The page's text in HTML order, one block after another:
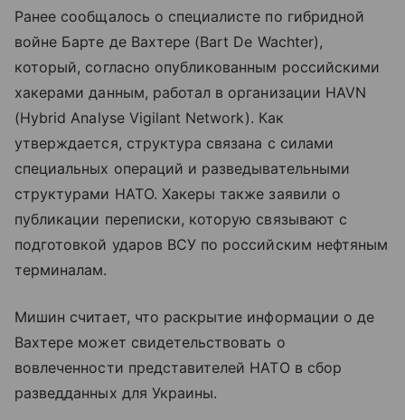
Ранее сообщалось о специалисте по гибридной
войне Бартe де Вахтере (Bart De Wachter),
который, согласно опубликованным российскими
хакерами данным, работал в организации HAVN
(Hybrid Analyse Vigilant Network). Как
утверждается, структура связана с силами
специальных операций и разведывательными
структурами НАТО. Хакеры также заявили о
публикации переписки, которую связывают с
подготовкой ударов ВСУ по российским нефтяным
терминалам.
Мишин считает, что раскрытие информации о де
Вахтере может свидетельствовать о
вовлеченности представителей НАТО в сбор
разведданных для Украины.